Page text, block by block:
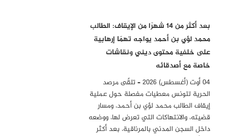
بعد أكثر من 14 شهرًا من الإيقاف: الطالب
محمد لؤي بن أحمد يواجه تهمًا إرهابية
على خلفية محتوى ديني ونقاشات
خاصة مع أصدقائه
04 أوت (أغسطس) 2026 – تلقّى مرصد
الحرية لتونس معطيات مفصلة حول عملية
إيقاف الطالب محمد لؤي بن أحمد، ومسار
قضيته، والانتهاكات التي تعرض لها، ووضعه
داخل السجن المدني بالمرناقية، بعد أكثر